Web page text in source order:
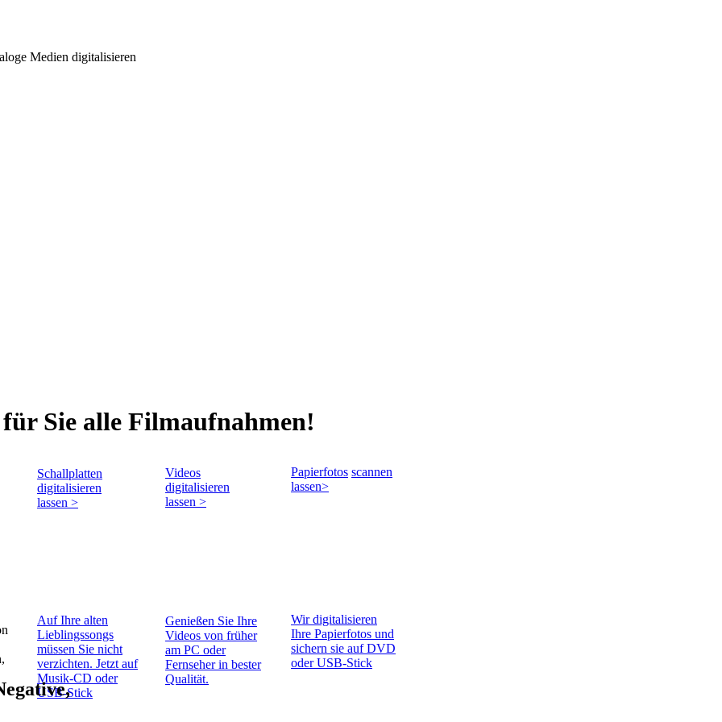
Schallplatten
digitalisieren
lassen >
Auf Ihre alten
Lieblingssongs
müssen Sie nicht
verzichten. Jetzt auf
Musik-CD oder
USB-Stick
Videos
digitalisieren
lassen >
Genießen Sie Ihre
Videos von früher
am PC oder
Fernseher in bester
Qualität.
Papierfotos scannen
lassen>
Wir digitalisieren
Ihre Papierfotos und
sichern sie auf DVD
oder USB-Stick
Sie alle Filmaufnahmen!